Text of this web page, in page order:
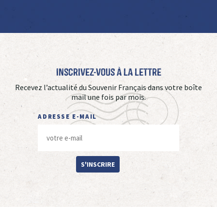
Inscrivez-vous à La Lettre
Recevez l’actualité du Souvenir Français dans votre boîte
mail une fois par mois.
ADRESSE E-MAIL
S'INSCRIRE